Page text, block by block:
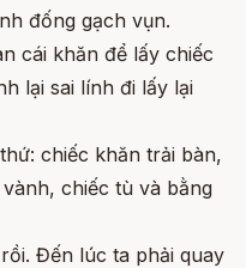
đống gạch vụn.
cái khăn để lấy chiếc
lại sai lính đi lấy lại
chiếc khăn trải bàn,
chiếc tù và bằng
Đến lúc ta phải quay